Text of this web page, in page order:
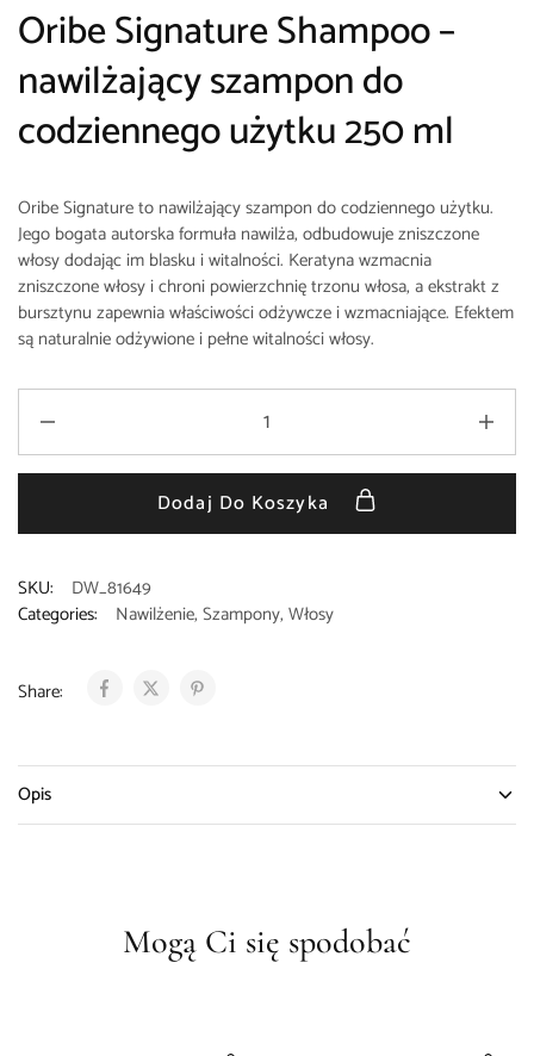
Oribe Signature Shampoo –
nawilżający szampon do
codziennego użytku 250 ml
Oribe Signature to nawilżający szampon do codziennego użytku.
Jego bogata autorska formuła nawilża, odbudowuje zniszczone
włosy dodając im blasku i witalności. Keratyna wzmacnia
zniszczone włosy i chroni powierzchnię trzonu włosa, a ekstrakt z
bursztynu zapewnia właściwości odżywcze i wzmacniające. Efektem
są naturalnie odżywione i pełne witalności włosy.
Dodaj Do Koszyka
SKU:
DW_81649
Categories:
Nawilżenie, Szampony, Włosy
Share:
Opis
Mogą Ci się spodobać